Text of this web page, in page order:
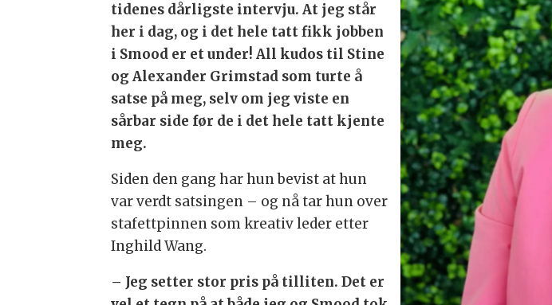
tidenes dårligste intervju. At jeg står
her i dag, og i det hele tatt fikk jobben
i Smood er et under! All kudos til Stine
og Alexander Grimstad som turte å
satse på meg, selv om jeg viste en
sårbar side før de i det hele tatt kjente
meg.
Siden den gang har hun bevist at hun
var verdt satsingen – og nå tar hun over
stafettpinnen som kreativ leder etter
Inghild Wang.
– Jeg setter stor pris på tilliten. Det er